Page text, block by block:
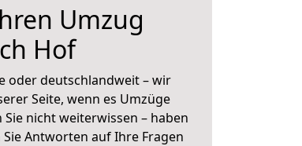
Umzug
Hof
oder deutschlandweit – wir
Seite, wenn es Umzüge
nicht weiterwissen – haben
Antworten auf Ihre Fragen